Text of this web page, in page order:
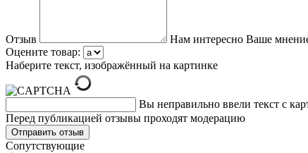
Отзыв
Нам интересно Ваше
Оцените товар:
Наберите текст, изображённый на картинке
Вы неправильно ввели текст с
Перед публикацией отзывы проходят модерацию
Cопутствующие